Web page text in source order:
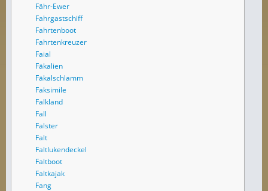
Fähr-Ewer
Fahrgastschiff
Fahrtenboot
Fahrtenkreuzer
Faial
Fäkalien
Fäkalschlamm
Faksimile
Falkland
Fall
Falster
Falt
Faltlukendeckel
Faltboot
Faltkajak
Fang